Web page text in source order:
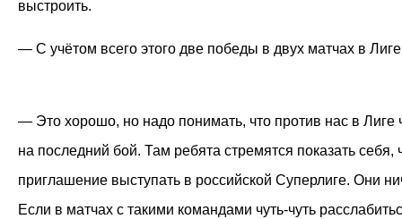
выстроить.
— С учётом всего этого две победы в двух матчах в
— Это хорошо, но надо понимать, что против нас в Лиге
на последний бой. Там ребята стремятся показать
приглашение выступать в российской Суперлиге. Они
Если в матчах с такими командами чуть-чуть